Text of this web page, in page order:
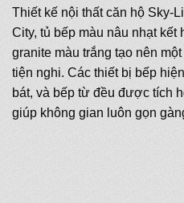
Thiết kế nội thất căn hộ Sky-
City, tủ bếp màu nâu nhạt
granite màu trắng tạo nên
tiện nghi. Các thiết bị bếp
bát, và bếp từ đều được tích
giúp không gian luôn gọn